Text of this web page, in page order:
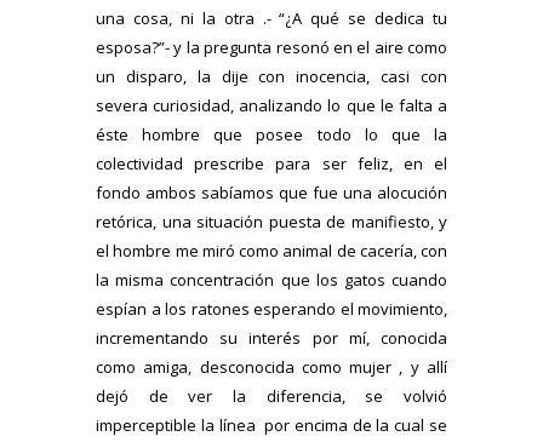
una cosa, ni la otra .- “¿A qué se dedica tu
esposa?”- y la pregunta resonó en el aire como
un disparo, la dije con inocencia, casi con
severa curiosidad, analizando lo que le falta a
éste hombre que posee todo lo que la
colectividad prescribe para ser feliz, en el
fondo ambos sabíamos que fue una alocución
retórica, una situación puesta de manifiesto, y
el hombre me miró como animal de cacería, con
la misma concentración que los gatos cuando
espían a los ratones esperando el movimiento,
incrementando su interés por mí, conocida
como amiga, desconocida como mujer , y allí
dejó de ver la diferencia, se volvió
imperceptible la línea por encima de la cual se